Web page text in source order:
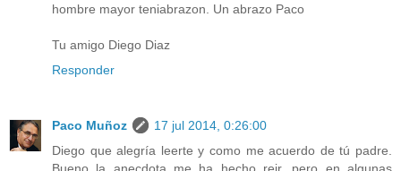
hombre mayor teniabrazon. Un abrazo Paco
Tu amigo Diego Diaz
Responder
Paco Muñoz
17 jul 2014, 0:26:00
Diego que alegría leerte y como me acuerdo de tú padre.